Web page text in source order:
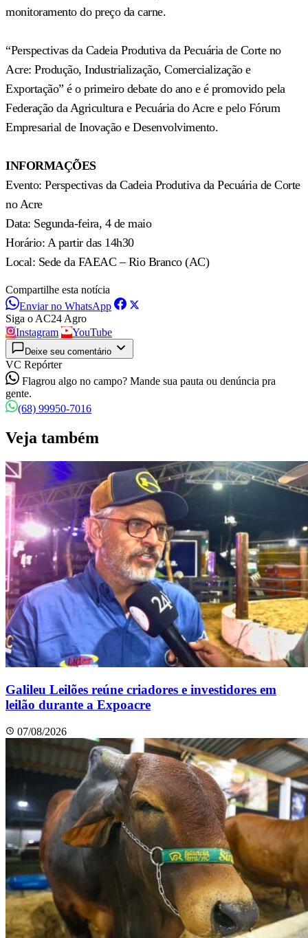
monitoramento do preço da carne.
“Perspectivas da Cadeia Produtiva da Pecuária de Corte no
Acre: Produção, Industrialização, Comercialização e
Exportação” é o primeiro debate do ano e é promovido pela
Federação da Agricultura e Pecuária do Acre e pelo Fórum
Empresarial de Inovação e Desenvolvimento.
INFORMAÇÕES
Evento: Perspectivas da Cadeia Produtiva da Pecuária de Corte
no Acre
Data: Segunda-feira, 4 de maio
Horário: A partir das 14h30
Local: Sede da FAEAC – Rio Branco (AC)
Compartilhe esta notícia
Enviar no WhatsApp
Siga o AC24 Agro
Instagram
YouTube
Deixe seu comentário
VC Repórter
Flagrou algo no campo? Mande sua pauta ou denúncia pra
gente.
(68) 99950-7016
Veja também
Galileu Leilões reúne criadores e investidores em
leilão durante a Expoacre
07/08/2026